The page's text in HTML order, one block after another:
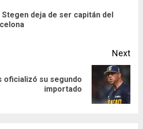
deja de ser capitán del
Next
oficializó su segundo
importado